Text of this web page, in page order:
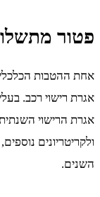
פטור
אחת ההטבות
אגרת רישוי רכב.
אגרת הרישוי
ולקריטריונים
השנים.